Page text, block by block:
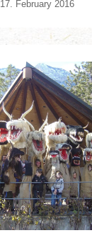
17. February 2016